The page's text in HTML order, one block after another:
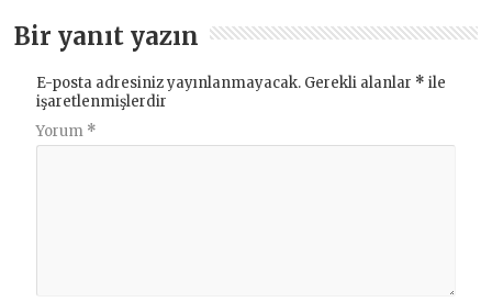
Bir yanıt yazın
E-posta adresiniz yayınlanmayacak. Gerekli alanlar * ile
işaretlenmişlerdir
Yorum *